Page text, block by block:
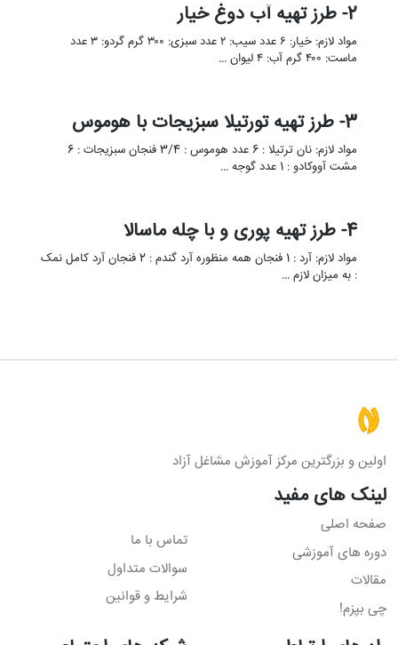
2- طرز تهیه آب دوغ خیار
مواد لازم: خیار: ۶ عدد سیب: ۲ عدد سبزی: ۳۰۰ گرم گردو: ۳ عدد
ماست: ۴۰۰ گرم آب: ۴ لیوان …
3- طرز تهیه تورتیلا سبزیجات با هوموس
مواد لازم: نان ترتیلا : 6 عدد هوموس : 3/4 فنجان سبزیجات : 6
مشت آووکادو : 1 عدد گوجه …
4- طرز تهیه پوری و با چله ماسالا
مواد لازم: آرد : 1 فنجان همه منظوره آرد گندم : 2 فنجان آرد کامل نمک
: به میزان لازم …
اولین و بزرگترین مرکز آموزش مشاغل آزاد
لینک های مفید
صفحه اصلی
دوره های آموزشی
مقالات
چی بپزم!
تماس با ما
سوالات متداول
شرایط و قوانین